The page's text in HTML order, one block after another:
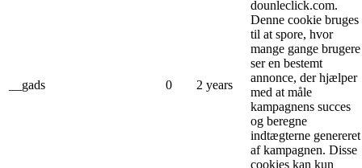
__gads 0 2 years
dounleclick.com.
Denne cookie bruges
til at spore, hvor
mange gange brugere
ser en bestemt
annonce, der hjælper
med at måle
kampagnens succes
og beregne
indtægterne genereret
af kampagnen. Disse
cookies kan kun